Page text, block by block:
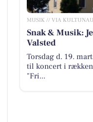
MUSIK // VIA
Snak & Musik:
Valsted
Torsdag d. 19.
til koncert i rækken
"Fri...